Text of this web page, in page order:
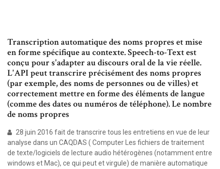
Transcription automatique des noms propres et mise
en forme spécifique au contexte. Speech-to-Text est
conçu pour s'adapter au discours oral de la vie réelle.
L'API peut transcrire précisément des noms propres
(par exemple, des noms de personnes ou de villes) et
correctement mettre en forme des éléments de langue
(comme des dates ou numéros de téléphone). Le nombre
de noms propres
28 juin 2016 fait de transcrire tous les entretiens en vue de leur
analyse dans un CAQDAS ( Computer Les fichiers de traitement
de texte/logiciels de lecture audio hétérogènes (notamment entre
windows et Mac), ce qui peut et virgule) de manière automatique